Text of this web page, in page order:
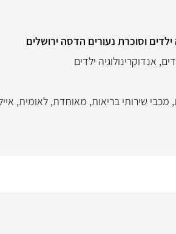
ילדים וסוכרת נעורים הדסה ירושלים
, אנדוקרינולוגיה ילדים
, מכבי שירותי בריאות, מאוחדת, לאומית,